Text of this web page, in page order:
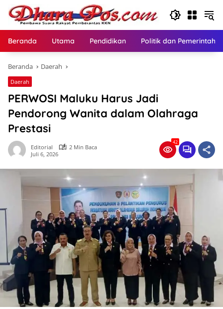
Langsung
konten
Beranda Utama Pendidikan Politik dan
Beranda Daerah
Daerah
PERWOSI Maluku Harus Jadi
Pendorong Wanita dalam Olahraga
Prestasi
Editorial
2 Min Baca
Juli 6, 2026
42